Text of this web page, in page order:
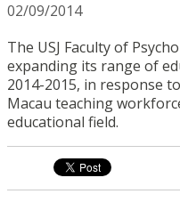
02/09/2014
The USJ Faculty of
expanding its range of
2014-2015, in response
Macau teaching
educational field.